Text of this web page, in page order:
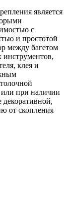
является
с
и простотой
между багетом
инструментов,
клея и
при наличии
от скопления